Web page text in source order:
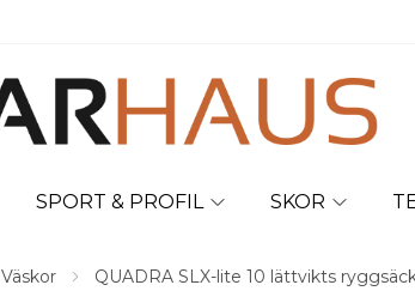
SPORT & PROFIL SKOR
Väskor QUADRA SLX-lite 10 lättvikts